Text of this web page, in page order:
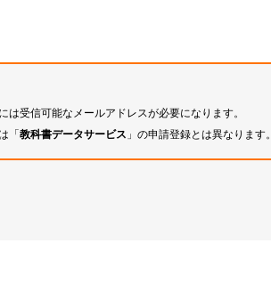
は受信可能なメールアドレスが必要になります。
「教科書データサービス 」の申請登録とは異なります。